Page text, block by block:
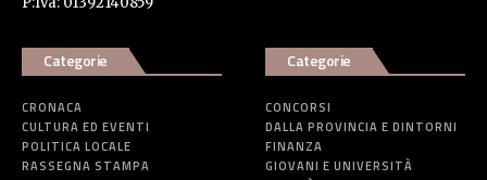
Categorie
CRONACA
CULTURA ED EVENTI
POLITICA LOCALE
RASSEGNA STAMPA
Categorie
CONCORSI
DALLA PROVINCIA E DINTORNI
FINANZA
GIOVANI E UNIVERSITÀ